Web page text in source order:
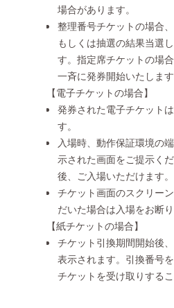
場合があります。
整理番号チケットの場合
もしくは抽選の結果当選
す。指定席チケットの場
一斉に発券開始いたします
【電子チケットの場合】
発券された電子チケット
す。
入場時、動作保証環境の
示された画面をご提示く
後、ご入場いただけます。
チケット画面のスクリー
だいた場合は入場をお断
【紙チケットの場合】
チケット引換期間開始後
表示されます。引換番号
チケットを受け取りする